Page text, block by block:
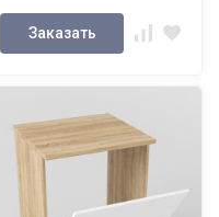
Заказать